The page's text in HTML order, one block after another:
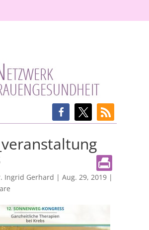
Ingrid Gerhard | Aug. 29, 2019|